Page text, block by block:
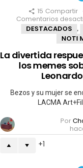
15 Compartir
Comentarios
DESTACADOS
,
NOTI
La divertida
los memes
Bezos y su mujer se
LACMA
Por
1